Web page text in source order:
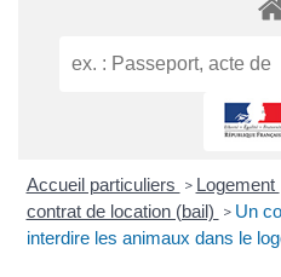
Accueil particuliers > Logement
contrat de location (bail) > Un
interdire les animaux dans le